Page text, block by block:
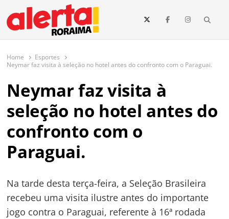
conteúdo
O maior portal de notícias de Roraima
O Alerta Roraima é seu portal de notícias completo sobre política,
e todo o estado de Roraima. Fique sempre informado com
atualizações em tempo real!
Home
Esportes
Neymar faz visita à seleção no hotel antes do confronto com o Paraguai.
Neymar faz visita à
seleção no hotel antes do
confronto com o
Paraguai.
Na tarde desta terça-feira, a Seleção Brasileira
recebeu uma visita ilustre antes do importante
jogo contra o Paraguai, referente à 16ª rodada